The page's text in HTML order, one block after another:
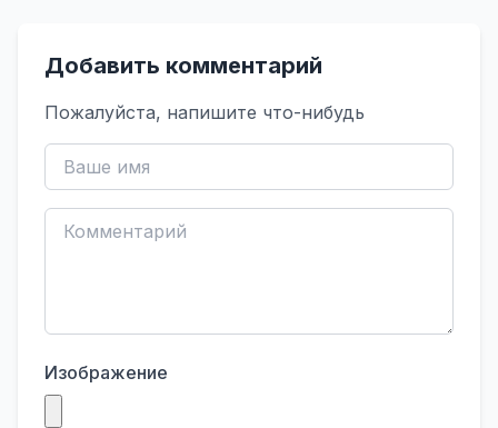
Добавить комментарий
Пожалуйста, напишите что-нибудь
Изображение